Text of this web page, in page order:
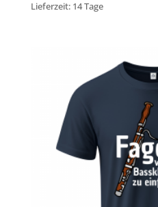
Lieferzeit: 14 Tage